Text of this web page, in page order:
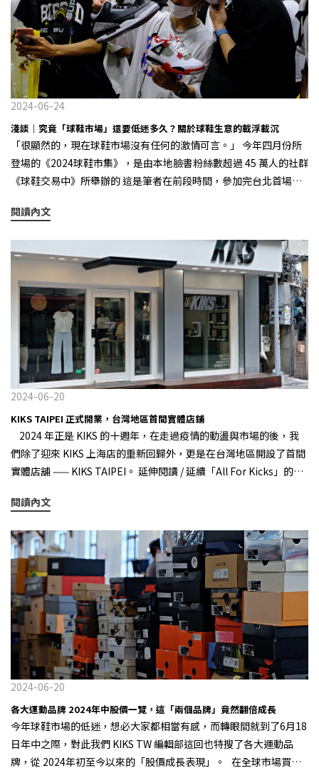
以今年開年舉例，New Balance 與miumiu 合作打造的 530 SL ，在
這個在市場消極的大環境下，卻逆勢而上，成為市場的一波排頭兵
之一，徹底掀起了一波薄底運動鞋風潮。其實在此之前，像是剛提
到的 327 、2002R ，都成為了產業範例，引發過整個產業的「追
隨」。 有時候很難去界定，到底 New Balance 是每個趨勢的創造者
呢？還是在某個趨勢下，能交出最優答案的那個品牌，在這幾年觀
察下來，New Balance 總能在最早洞察趨勢之後，給出最響亮的回
應，並引發了整個行業的震動。 2024 下半年球鞋市場的關鍵字：
「跑鞋樂福化」 面對愈發多變的球鞋市場，當各種主打復古的趨勢
成為舊話題，我們的這位“最強學霸”最近好像又提前交出了自己
月的巴黎時裝週上，New Balance 就提前給出了自己的“預測”，
Balance 1906L 的後綴 L 即代表 Loafer ，鞋款將爆款 1906R 的鞋
型與傳統樂福鞋兩相結合，在保留 1906R 的鞋身以及外底線條與配
置下，採用樂福鞋面的處理將千禧復古風格跑鞋與鬆弛又優雅的傳
統便士樂福鞋型完美融合。 在秀場首曝看到成品之後，包括不少從
業者都很難不稱讚這樣的巧妙雜交處理，本身樂福鞋就有「最休閒
皮鞋」的美譽，將 1906R 這樣的復古跑大爆款與樂福鞋混搭，確實
用 Hybrid 的手法，又一次精準踩準了「運動鞋時裝化」的節奏和大
趨勢。 除了和 Junya Watanabe 的聯名之外，最近義大利先鋒買手
貨配色”，銀色略帶機能感的配色處理，頗有去年 Slam Jam 與
Salomon 的那雙 XT-QUEST 聯名的配色風韻，使得這款「大貨」
在曝光初期被不少人誤會成了其與 New Balance 的最新聯名作品，
不過隨後被立即闢謠，但這也從一個側面證明了外界對於這款 New
Balance 1906L 的滿意與期許。 Slam Jam x Salomon XT-QUEST
其實像這雙 New Balance 1906L 所呈現的「跑鞋樂福化」設計趨勢
並非最近第一次出現，早在去年秋冬季度，大熱的戶外品牌 ROA
Hiking 便推出了一款樂福造型的戶外跑鞋，但由於自身影響力的原
因，雖然更早洞察了這一趨勢風格，但這雙 ROA 樂福跑鞋僅在喜歡
gorpcore 風的小眾圈層引起了一陣波瀾，並未引發整個行業的變
革。 ROA Hiking Loafer 可以想像，對比小眾的 ROA Hiking ，品
牌力更強、更具營銷能力且定位全球市場的 New Balance 品牌，一
定會針對這款還未發售便已經話題度大爆的 1906L 做很多文章，就
像之前全民一體成型拖鞋、前陣子的全民穆勒一樣，在今夏這個特
殊節點，將「跑鞋樂福化」炒成主流。 除此之外，在運動鞋時裝化
的大背景下，這種夾在著混合美學的「跑鞋樂福化」設計，確實為
這個沉寂了許久的球鞋市場帶來了不少新意，這種既收穫市場又能
為產業帶來啟蒙的優秀作品，我們有什麼理由好拒絕呢？
2024-06-24
淺談｜究竟「球鞋市場」還要低迷多久？關於球鞋生意的載浮載沉
「很顯然的，現在球鞋市場沒有任何的激情可言。」 今年四月份所
登場的《2024球鞋市集》，是由本地臉書粉絲數超過 45 萬人的社群
《球鞋交易中》所舉辦的 這是筆者在前段時間，參加完台北首場球
端倪，而來到 2024 年更可以深切感受到球鞋的熱度已經不如前些
牌專門店新款的架上折價，還是二級市場上不斷下探的成交價，當
下的球鞋市場真的非常低迷。 在本質上，球鞋市場就是一場供需
遊戲 Air Jordan 1 Retro High OG「Lost and Found」 在 2022 年
底，睽違了七年我們迎來了 Air Jordan 1 Retro High OG「Lost
and Found」 芝加哥配色回歸，在當時無疑是替冷清的球鞋市場注
入一股強大的市場動能，也讓不少行業人員看到了一絲曙光。 2023
年底回歸的 Air Jordan 11 "Gratitude” 市場表現明顯不如預期 但
在 2023 年底所復刻回歸的 Air Jordan 11 “Gratitude”，雖然是
以最經典的黑白配色，加上金色的 Jumpman Logo 呈現，它的表
現可是出乎了大多數人的意料，居然還有部份尺寸在二級市場的價
格仍低於零售價中，其原因很簡單：「市場上的買家變少，當賣家
急於出售變現，導致市場成交價格不斷下探。」對此，我們 KIKS
TW 編輯部，也深究探討當前影響市場的因素，並歸納出了以下三
先，不可否認的是前幾年因為疫情的影響，使得大家的消費觀念有
為能實現跨領域的應用，不少戶外品牌像是 Salomon、HOKA 便成
為當前球鞋市場的最大贏家，如具備防水性能的 Salomon XT-6
GORE-TEX、適合日常通勤與跑步運動著用的 HOKA Bondi 與
Clifton 系列等，畢竟在不確定的經濟狀態和通貨膨脹時期，消費者
通常會優先考慮多用途鞋款，這也難怪從 The North Face 到
ARC'TERYX 也紛紛進軍球鞋市場，試著讓品牌的影響力從服飾延伸
至球鞋領域。 Arc’teryx Sylan 2.設計的同質化迎來了潮流風向的
改變 POST ARCHIVE FACTION x ON 無疑是 2024上半年最具聲量的
品牌 除了疫情所造成的消費影響之外，現在「球鞋市場的窘境」也
質化的影響，使得市場迎來了一些潮流風向上的改變，開始有一些
新的鞋履品牌，進入大家的視野，比如集結頂級工藝與高品質的加
拿大越野跑鞋 Norda，以及瑞士阿爾卑斯山的專業高端運動品牌 On
昂跑，其中 On 在今年上半年更憑藉著與韓國時尚先鋒品牌 POST
閱讀內文
2024-06-20
KIKS TAIPEI 正式開業，台灣地區首間實體店鋪
們除了迎來 KIKS 上海店的重新回歸外，更是在台灣地區開設了首間
實體店舖 —— KIKS TAIPEI。 延伸閱讀 / 延續「All For Kicks」的概
線上與線下的結合，傳達出 KIKS 獨有的「定番精神」 KIKS TAIPEI
登場，為了迎接這個重要的時刻，我們也帶來以 KIKS 鞋盒作為靈感
所啟發的全新原創 IP 角色 KIKS BOY，除了推出一系列的服飾之外，
更將其化身為鑰匙圈吊飾 ，就是要伴隨你每一個買鞋的日常！
KIKS TAIPEI 的店鋪地點，就坐落在台北目前人氣最高的中山站
「南西商圈」，以全店佈置是以金屬質地和鐵網裝置作為設計，而
我們也以此為靈感帶來了一款開幕限定的 KIKS STEEL BOX LOGO
TEE “ZHONGSAN LIMITED”。 KIKS STEEL BOX LOGO TEE
“ZHONGSAN LIMITED” 在 KIKS TAIPEI 店鋪的現場，除了將會
展售 KIKS 全系列單品之外，也囊括了 KIKS x Demos 龍十字、KIKS
x Panic Rabbit《爆汗兔》等與本地藝術家合作的別注系列，在未來
更會不定期帶來期間限定的快閃活動，歡迎大家前來走走，感受屬
於 KIKS 的定番精神。 Info KIKS TAIPEI 營業時間：
13:00-21:30 店鋪地址：10491台北市中山區中山北路二段36巷19
閱讀內文
2024-06-20
各大運動品牌 2024年中股價一覽，這「兩個品牌」竟然翻倍成長
今年球鞋市場的低迷，想必大家都相當有感，而轉眼間就到了6月18
日年中之際，對此我們 KIKS TW 編輯部這回也特搜了各大運動品
牌，從 2024年初至今以來的「股價成長表現」。 在全球市場買氣